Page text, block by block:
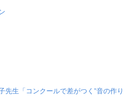
先生「コンクールで差がつく”音の作り